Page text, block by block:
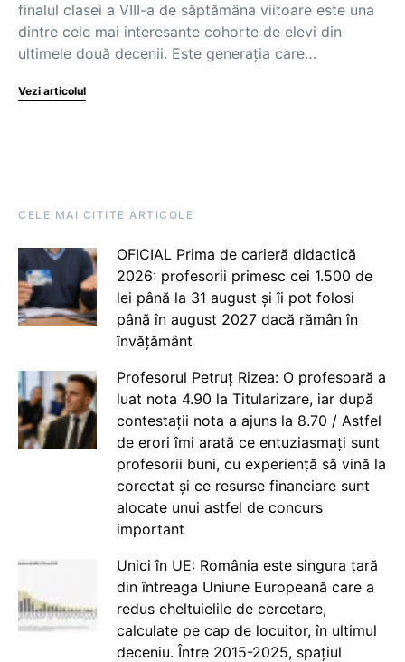
finalul clasei a VIII-a de săptămâna viitoare este una
dintre cele mai interesante cohorte de elevi din
ultimele două decenii. Este generația care…
Vezi articolul
CELE MAI CITITE ARTICOLE
OFICIAL Prima de carieră didactică
2026: profesorii primesc cei 1.500 de
lei până la 31 august și îi pot folosi
până în august 2027 dacă rămân în
învățământ
Profesorul Petruț Rizea: O profesoară a
luat nota 4.90 la Titularizare, iar după
contestații nota a ajuns la 8.70 / Astfel
de erori îmi arată ce entuziasmați sunt
profesorii buni, cu experiență să vină la
corectat și ce resurse financiare sunt
alocate unui astfel de concurs
important
Unici în UE: România este singura țară
din întreaga Uniune Europeană care a
redus cheltuielile de cercetare,
calculate pe cap de locuitor, în ultimul
deceniu. Între 2015-2025, spațiul